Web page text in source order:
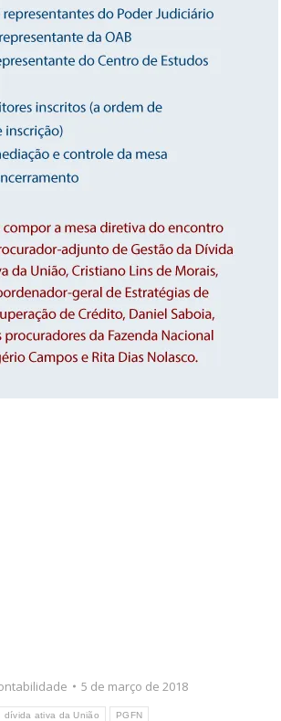
5 de março de 2018
dívida ativa da União PGFN